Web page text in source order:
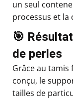
un seul
processus et
🎯
de perles
Grâce au tamis
conçu, le
tailles de